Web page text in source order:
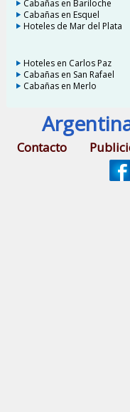
Cabañas en Bariloche
Cabañas en Esquel
Hoteles de Mar del Plata
Hoteles en Carlos Paz
Cabañas en San Rafael
Cabañas en Merlo
Contacto